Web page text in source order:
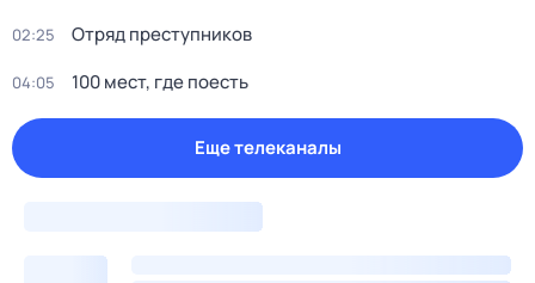
02:25 Отряд пpeступников
04:05 100 мест, где поесть
Еще телеканалы